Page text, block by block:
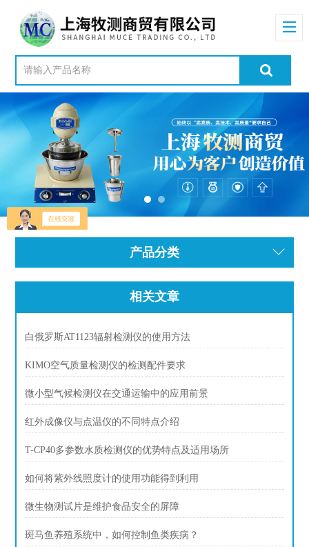
产品分类
相关文章
白俄罗斯AT1123辐射检测仪的使用方法
KIMO空气质量检测仪的检测配件要求
微小型气候检测仪在交通运输中的应用前景
红外成像仪与点温仪的不同特点介绍
T-CP40多参数水质检测仪的优势特点及适用场所
如何将紫外线照度计的使用功能得到利用
微生物测试片是维护食品安全的屏障
斑马鱼养殖系统中，如何控制鱼类疾病？